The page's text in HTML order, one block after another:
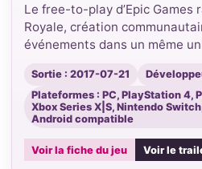
Le free-to-play d’Epic Games
Royale, création
événements dans un même
Sortie : 2017-07-21
Plateformes : PC, PlayStation 4,
Xbox Series X|S, Nintendo
Android compatible
Voir la fiche du jeu Voir le